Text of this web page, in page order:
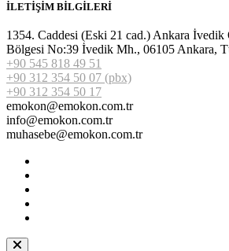
İLETİŞİM BİLGİLERİ
1354. Caddesi (Eski 21 cad.) Ankara İvedik
Bölgesi No:39 İvedik Mh., 06105 Ankara,
+90 545 818 49 51
+90 312 354 50 07 (pbx)
+90 312 354 50 17
emokon@emokon.com.tr
info@emokon.com.tr
muhasebe@emokon.com.tr